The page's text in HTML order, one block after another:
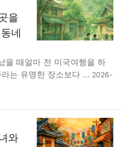
을
네
을 때얼마 전 미국여행을 하
는 유명한 장소보다 … 2026-
와